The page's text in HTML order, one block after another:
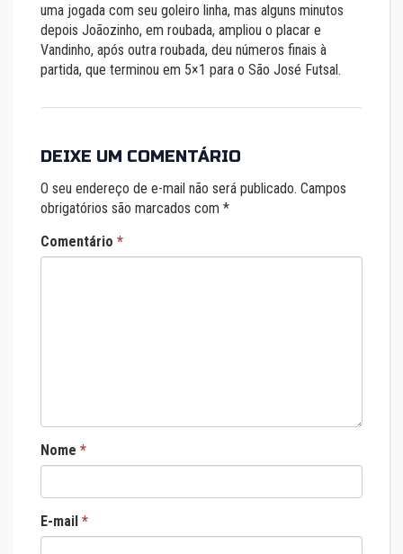
uma jogada com seu goleiro linha, mas alguns minutos
depois Joãozinho, em roubada, ampliou o placar e
Vandinho, após outra roubada, deu números finais à
partida, que terminou em 5×1 para o São José Futsal.
DEIXE UM COMENTÁRIO
O seu endereço de e-mail não será publicado. Campos
obrigatórios são marcados com *
Comentário *
Nome *
E-mail *